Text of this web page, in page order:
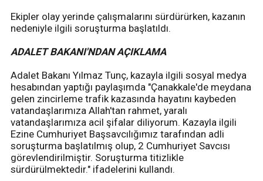
Ekipler olay yerinde çalışmalarını sürdürürken, kazanın
nedeniyle ilgili soruşturma başlatıldı.
ADALET BAKANI'NDAN AÇIKLAMA
Adalet Bakanı Yılmaz Tunç, kazayla ilgili sosyal medya
hesabından yaptığı paylaşımda "Çanakkale'de meydana
gelen zincirleme trafik kazasında hayatını kaybeden
vatandaşlarımıza Allah'tan rahmet, yaralı
vatandaşlarımıza acil şifalar diliyorum. Kazayla ilgili
Ezine Cumhuriyet Başsavcılığımız tarafından adli
soruşturma başlatılmış olup, 2 Cumhuriyet Savcısı
görevlendirilmiştir. Soruşturma titizlikle
sürdürülmektedir." ifadelerini kullandı.